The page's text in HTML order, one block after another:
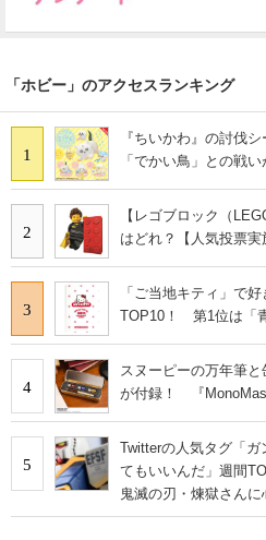
「ホビー」のアクセスランキング
1
『ちいかわ』の討伐
「でかい鳥」との戦
2
【レゴブロック（
はどれ？【人気投票実
3
「ご当地キティ」で
TOP10！ 第1位は「
4
スヌーピーの万年筆
が付録！ 『
5
Twitterの人気タグ「
てもいいんだ」週間
鬼滅の刃・煉獄さんに